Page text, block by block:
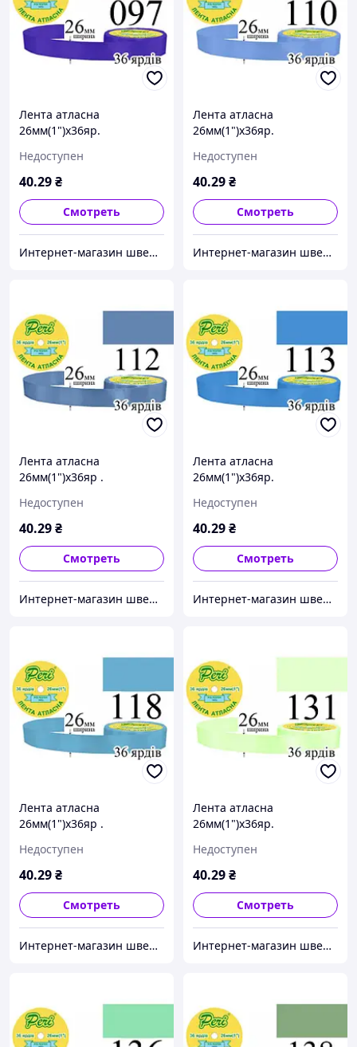
Лента атласна
26мм(1")х36яр.
(097)
Недоступен
40.29₴
Смотреть
Интернет-магазин швейной фурнитуры и тканей "Веста-Текстиль"
Лента атласна
26мм(1")х36яр.
(110)
Недоступен
40.29₴
Смотреть
Интернет-магазин швейной фурнитуры и тканей "Веста-Текстиль"
Лента атласна
26мм(1")х36яр .
(112)
Недоступен
40.29₴
Смотреть
Интернет-магазин швейной фурнитуры и тканей "Веста-Текстиль"
Лента атласна
26мм(1")х36яр.
(113)
Недоступен
40.29₴
Смотреть
Интернет-магазин швейной фурнитуры и тканей "Веста-Текстиль"
Лента атласна
26мм(1")х36яр .
(118)
Недоступен
40.29₴
Смотреть
Интернет-магазин швейной фурнитуры и тканей "Веста-Текстиль"
Лента атласна
26мм(1")х36яр.
(131)
Недоступен
40.29₴
Смотреть
Интернет-магазин швейной фурнитуры и тканей "Веста-Текстиль"